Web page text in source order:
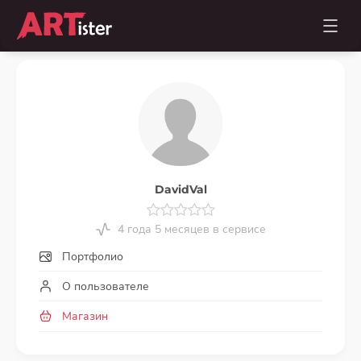
DavidVal
4 года 5 месяцев в сервисе
Портфолио
О пользователе
Магазин